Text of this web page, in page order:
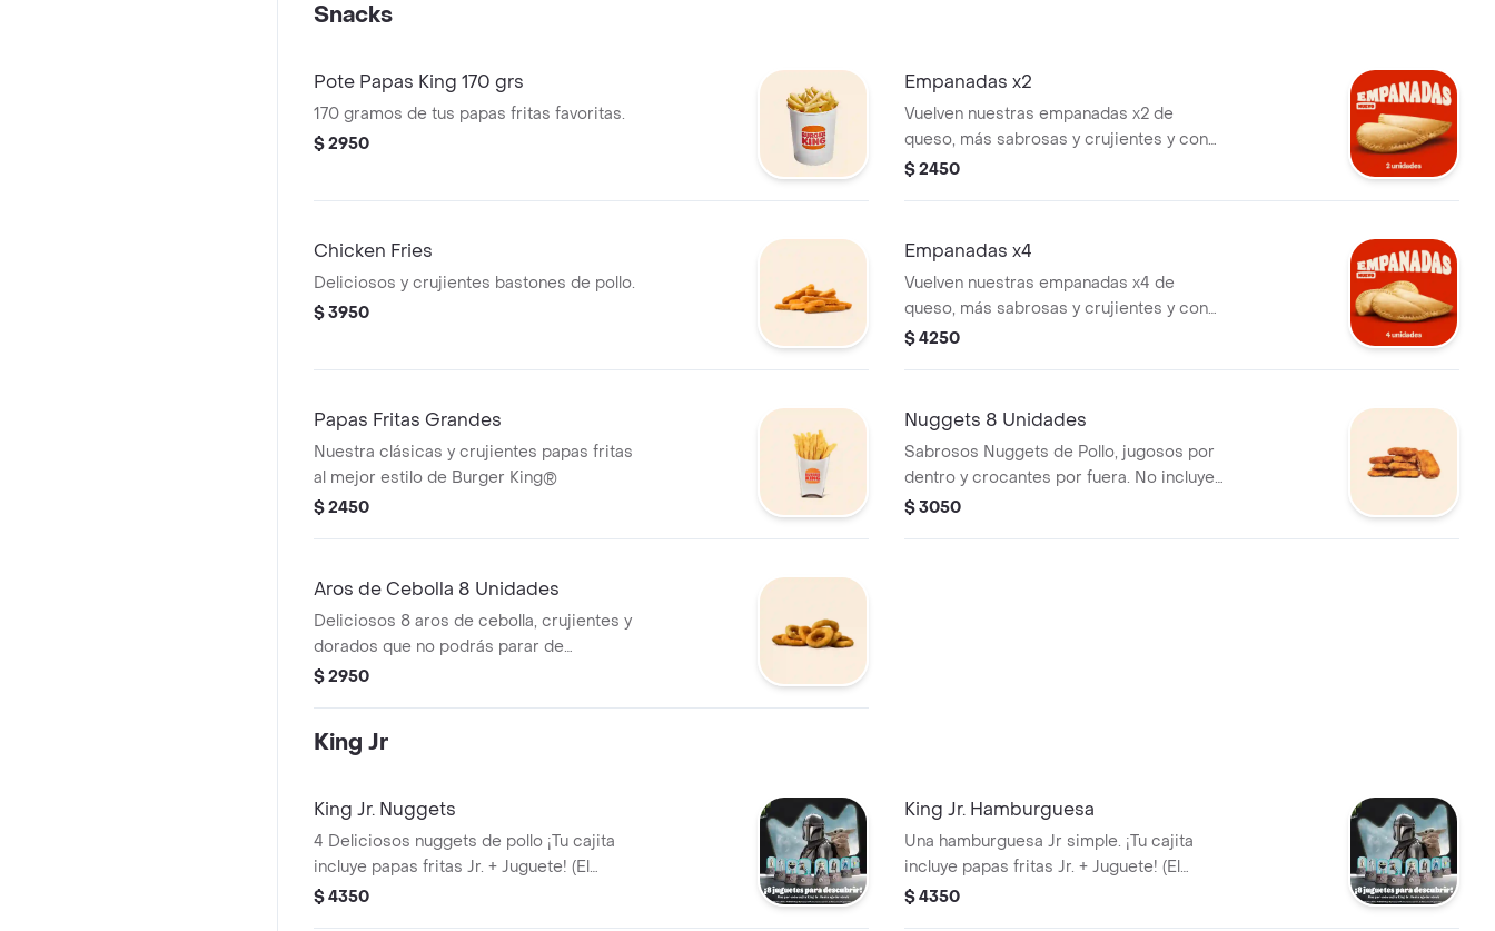
lata de bebida!
Snacks
Pote Papas King 170 grs
170 gramos de tus papas fritas favoritas.
$ 2950
Empanadas x2
Vuelven nuestras empanadas x2 de
queso, más sabrosas y crujientes y con
muuuuuucho más queso.
$ 2450
Chicken Fries
Deliciosos y crujientes bastones de pollo.
$ 3950
Empanadas x4
Vuelven nuestras empanadas x4 de
queso, más sabrosas y crujientes y con
muuuuuucho más queso.
$ 4250
Papas Fritas Grandes
Nuestra clásicas y crujientes papas fritas
al mejor estilo de Burger King®
$ 2450
Nuggets 8 Unidades
Sabrosos Nuggets de Pollo, jugosos por
dentro y crocantes por fuera. No incluye
salsas**
$ 3050
Aros de Cebolla 8 Unidades
Deliciosos 8 aros de cebolla, crujientes y
dorados que no podrás parar de
comerlos.
$ 2950
King Jr
King Jr. Nuggets
4 Deliciosos nuggets de pollo ¡Tu cajita
incluye papas fritas Jr. + Juguete! (El
juguete puede variar según la campaña
$ 4350
King Jr. Hamburguesa
Una hamburguesa Jr simple. ¡Tu cajita
incluye papas fritas Jr. + Juguete! (El
juguete puede variar según la campaña
$ 4350